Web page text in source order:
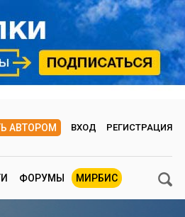
АВТОРОМ ВХОД РЕГИСТРАЦИЯ
ФОРУМЫ МИРБИС